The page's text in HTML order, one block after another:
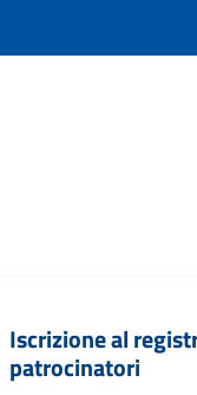
Iscrizione al
patrocinatori